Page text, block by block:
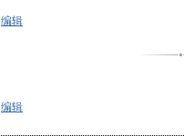
编辑
编辑